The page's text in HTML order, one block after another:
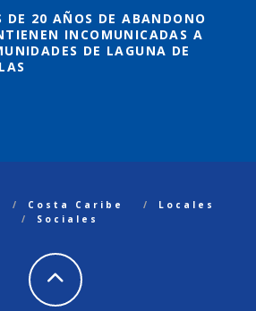
DE 20 AÑOS DE ABANDONO
INCOMUNICADAS A
DE LAGUNA DE
Costa Caribe
Locales
Sociales